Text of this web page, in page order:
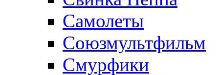
Самолеты
Союзмультфильм
Смурфики